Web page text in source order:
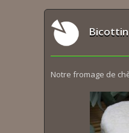
Notre fromage de